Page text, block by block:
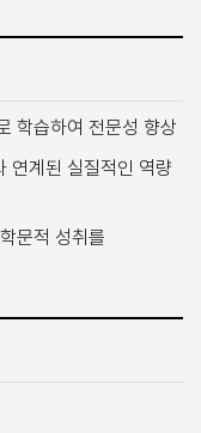
학습하여 전문성 향상
연계된 실질적인 역량
문적 성취를